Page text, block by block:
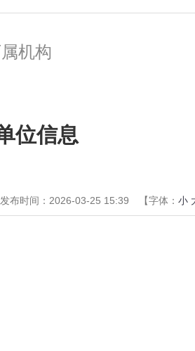
机构
位信息
发布时间：2026-03-25 15:39 【字体：小